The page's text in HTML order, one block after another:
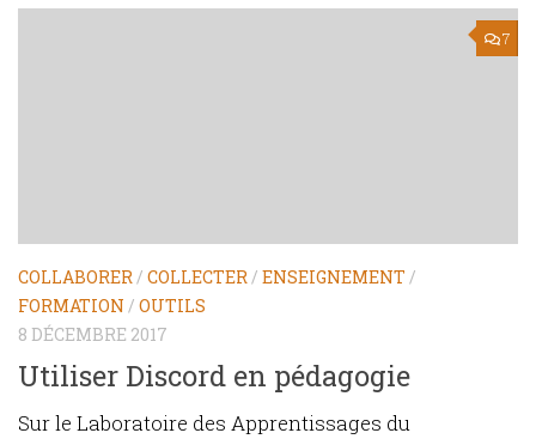
7
COLLABORER/ COLLECTER/ ENSEIGNEMENT /
FORMATION / OUTILS
8 DÉCEMBRE 2017
Utiliser Discord en pédagogie
Sur le Laboratoire des Apprentissages du